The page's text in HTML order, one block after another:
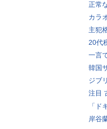
正常
カラ
主犯
20代
一言
韓国
ジブ
注目
「ド
岸谷